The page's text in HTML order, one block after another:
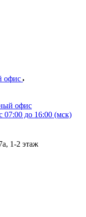
офис
офис
07:00 до 16:00 (мск)
​1-2 этаж